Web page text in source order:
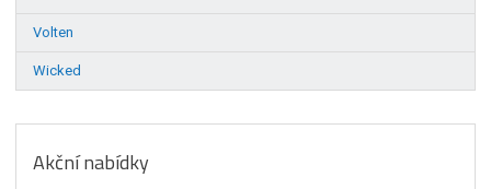
Volten
Wicked
Akční nabídky